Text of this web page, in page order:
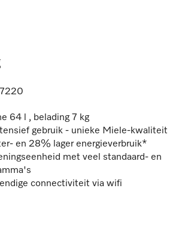
64 l , belading 7 kg
gebruik - unieke Miele-kwaliteit
en 28% lager energieverbruik*
met veel standaard- en
connectiviteit via wifi